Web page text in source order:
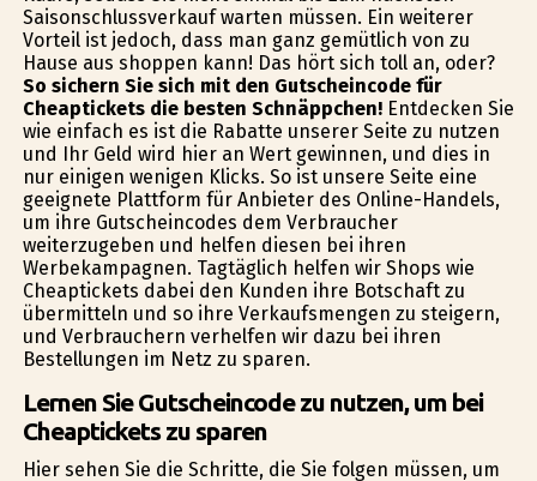
Saisonschlussverkauf warten müssen. Ein weiterer
Vorteil ist jedoch, dass man ganz gemütlich von zu
Hause aus shoppen kann! Das hört sich toll an, oder?
So sichern Sie sich mit den Gutscheincode für
Cheaptickets die besten Schnäppchen!Entdecken Sie
wie einfach es ist die Rabatte unserer Seite zu nutzen
und Ihr Geld wird hier an Wert gewinnen, und dies in
nur einigen wenigen Klicks. So ist unsere Seite eine
geeignete Plattform für Anbieter des Online-Handels,
um ihre Gutscheincodes dem Verbraucher
weiterzugeben und helfen diesen bei ihren
Werbekampagnen. Tagtäglich helfen wir Shops wie
Cheaptickets dabei den Kunden ihre Botschaft zu
übermitteln und so ihre Verkaufsmengen zu steigern,
und Verbrauchern verhelfen wir dazu bei ihren
Bestellungen im Netz zu sparen.
Lernen Sie Gutscheincode zu nutzen, um bei
Cheaptickets zu sparen
Hier sehen Sie die Schritte, die Sie folgen müssen, um